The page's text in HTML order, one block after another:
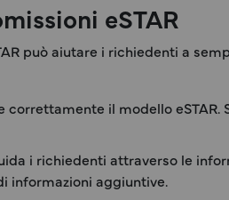
eSTAR
può aiutare i richiedenti a
il modello
i richiedenti attraverso le
informazioni aggiuntive.